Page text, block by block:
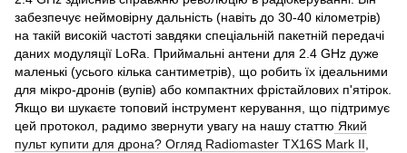
забезпечує неймовірну дальність (навіть до 30-40 кілометрів)
на такій високій частоті завдяки спеціальній пакетній передачі
даних модуляції LoRa. Приймальні антени для 2.4 GHz дуже
маленькі (усього кілька сантиметрів), що робить їх ідеальними
для мікро-дронів (вупів) або компактних фрістайлових п'ятірок.
Якщо ви шукаєте топовий інструмент керування, що підтримує
цей протокол, радимо звернути увагу на нашу статтю Який
пульт купити для дрона? Огляд Radiomaster TX16S Mark II,